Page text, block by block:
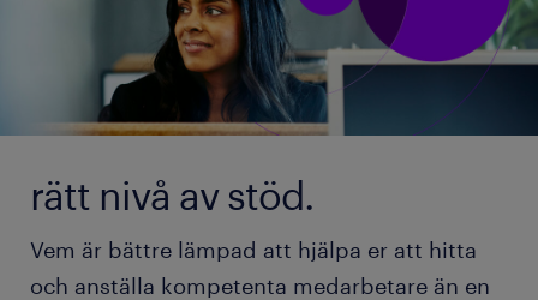
rätt nivå av stöd.
Vem är bättre lämpad att hjälpa er att hitta
och anställa kompetenta medarbetare än en